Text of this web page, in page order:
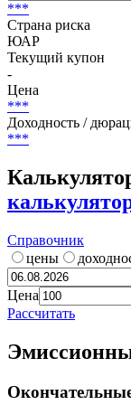
***
Страна риска
ЮАР
Текущий купон
-
Цена
***
Доходность /
***
Справочник
цены
Цена
Рассчитать